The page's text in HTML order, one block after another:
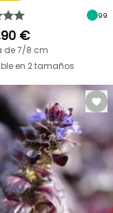
99
€
de 7/8 cm
en 2 tamaños